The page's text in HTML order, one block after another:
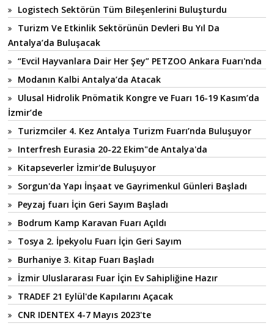
Logistech Sektörün Tüm Bileşenlerini Buluşturdu
Turizm Ve Etkinlik Sektörünün Devleri Bu Yıl Da
Antalya’da Buluşacak
“Evcil Hayvanlara Dair Her Şey” PETZOO Ankara Fuarı'nda
Modanın Kalbi Antalya’da Atacak
Ulusal Hidrolik Pnömatik Kongre ve Fuarı 16-19 Kasım’da
İzmir’de
Turizmciler 4. Kez Antalya Turizm Fuarı’nda Buluşuyor
Interfresh Eurasia 20-22 Ekim"de Antalya'da
Kitapseverler İzmir'de Buluşuyor
Sorgun'da Yapı İnşaat ve Gayrimenkul Günleri Başladı
Peyzaj fuarı İçin Geri Sayım Başladı
Bodrum Kamp Karavan Fuarı Açıldı
Tosya 2. İpekyolu Fuarı İçin Geri Sayım
Burhaniye 3. Kitap Fuarı Başladı
İzmir Uluslararası Fuar İçin Ev Sahipliğine Hazır
TRADEF 21 Eylül'de Kapılarını Açacak
CNR IDENTEX 4-7 Mayıs 2023'te